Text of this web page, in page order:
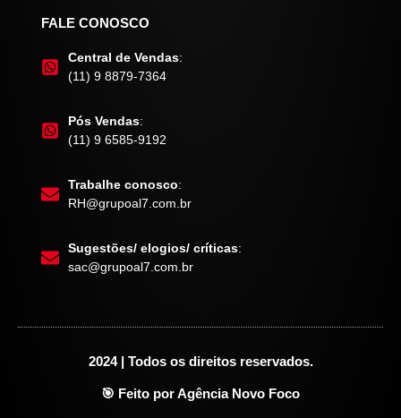
FALE CONOSCO
Central de Vendas:
(11) 9 8879-7364
Pós Vendas:
(11) 9 6585-9192
Trabalhe conosco:
RH@grupoal7.com.br
Sugestões/ elogios/ críticas:
sac@grupoal7.com.br
2024 | Todos os direitos reservados.
🎯 Feito por Agência Novo Foco